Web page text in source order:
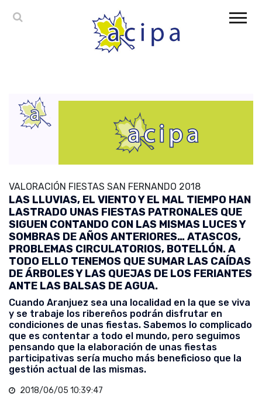
VALORACIÓN FIESTAS SAN FERNANDO 2018
LAS LLUVIAS, EL VIENTO Y EL MAL TIEMPO HAN
LASTRADO UNAS FIESTAS PATRONALES QUE
SIGUEN CONTANDO CON LAS MISMAS LUCES Y
SOMBRAS DE AÑOS ANTERIORES… ATASCOS,
PROBLEMAS CIRCULATORIOS, BOTELLÓN. A
TODO ELLO TENEMOS QUE SUMAR LAS CAÍDAS
DE ÁRBOLES Y LAS QUEJAS DE LOS FERIANTES
ANTE LAS BALSAS DE AGUA.
Cuando Aranjuez sea una localidad en la que se viva
y se trabaje los ribereños podrán disfrutar en
condiciones de unas fiestas. Sabemos lo complicado
que es contentar a todo el mundo, pero seguimos
pensando que la elaboración de unas fiestas
participativas sería mucho más beneficioso que la
gestión actual de las mismas.
2018/06/05 10:39:47